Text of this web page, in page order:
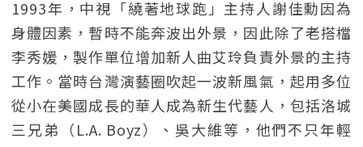
1993年，中視「繞著地球跑」主持人謝佳勳因為
身體因素，暫時不能奔波出外景，因此除了老搭檔
李秀媛，製作單位增加新人曲艾玲負責外景的主持
工作。當時台灣演藝圈吹起一波新風氣，起用多位
從小在美國成長的華人成為新生代藝人，包括洛城
三兄弟（L.A. Boyz）、吳大維等，他們不只年輕